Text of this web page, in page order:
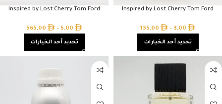
Inspired by Lost Cherry Tom Ford
3,00
–
135,00
تحديد أحد الخيارات
Inspired by Lost Cherry Tom Ford
5,00
–
565,00
تحديد أحد الخيارات